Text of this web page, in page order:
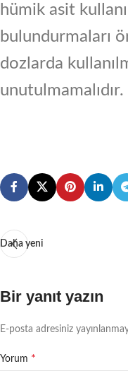
hümik asit
bulundurmaları
dozlarda
unutulmamalıdır.
Daha yeni
Bir yanıt yazın
E-posta adresiniz
Yorum *